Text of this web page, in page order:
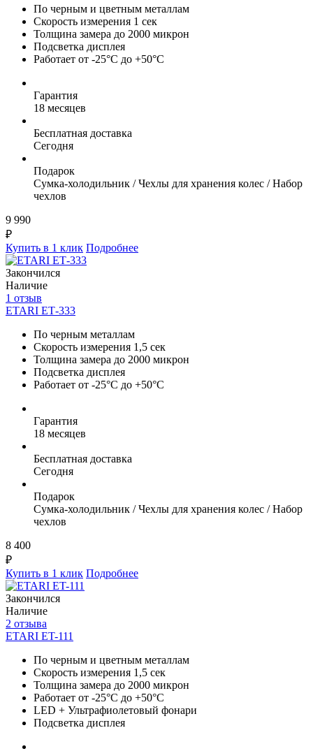
По черным и цветным металлам
Скорость измерения 1 сек
Толщина замера до 2000 микрон
Подсветка дисплея
Работает от -25°C до +50°C
Гарантия
18 месяцев
Бесплатная доставка
Сегодня
Подарок
Сумка-холодильник / Чехлы для хранения колес / Набор
чехлов
9 990
₽
Купить в 1 клик Подробнее
Закончился
Наличие
1 отзыв
ETARI ЕТ-333
По черным металлам
Скорость измерения 1,5 сек
Толщина замера до 2000 микрон
Подсветка дисплея
Работает от -25°C до +50°C
Гарантия
18 месяцев
Бесплатная доставка
Сегодня
Подарок
Сумка-холодильник / Чехлы для хранения колес / Набор
чехлов
8 400
₽
Купить в 1 клик Подробнее
Закончился
Наличие
2 отзыва
ETARI ET-111
По черным и цветным металлам
Скорость измерения 1,5 сек
Толщина замера до 2000 микрон
Работает от -25°C до +50°C
LED + Ультрафиолетовый фонари
Подсветка дисплея